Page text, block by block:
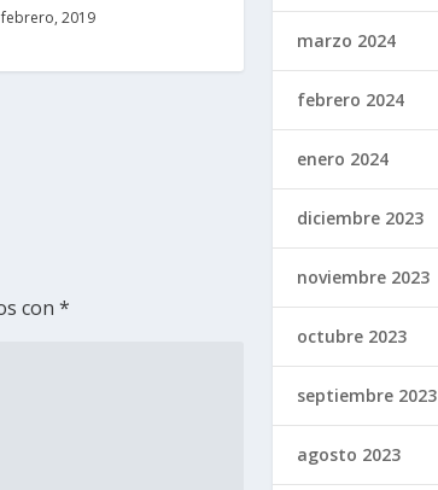
2019
con*
marzo 2024
febrero 2024
enero 2024
diciembre 2023
noviembre 2023
octubre 2023
septiembre 2023
agosto 2023